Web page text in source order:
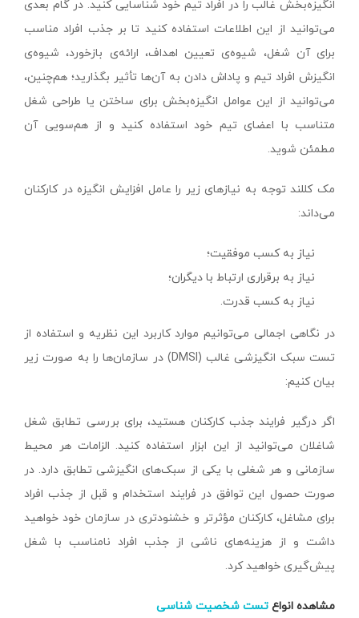
انگیزه‌بخش غالب را در افراد تیم خود شناسایی کنید. در گام بعدی
می‌توانید از این اطلاعات استفاده کنید تا بر جذب افراد مناسب
برای آن شغل، شیوه‌ی تعیین اهداف، ارائه‌ی بازخورد، شیوه‌ی
انگیزش افراد تیم و پاداش دادن به آن‌ها تأثیر بگذارید؛ هم‌چنین،
می‌توانید از این عوامل انگیزه‌بخش برای ساختن یا طراحی شغل
متناسب با اعضای تیم خود استفاده کنید و از هم‌سویی آن
مطمئن شوید.
مک کللند توجه به نیازهای زیر را عامل افزایش انگیزه در کارکنان‌
می‌داند:
نیاز به کسب موفقیت؛
نیاز به برقراری ارتباط با دیگران؛
نیاز به کسب قدرت.
در نگاهی اجمالی می‌توانیم موارد کاربرد این نظریه و استفاده از
تست سبک انگیزشی غالب (DMSI) در سازمان‌ها را به صورت زیر
بیان کنیم:
اگر درگیر فرایند جذب کارکنان هستید، برای بررسی تطابق شغل
شاغلان می‌توانید از این ابزار استفاده کنید. الزامات هر محیط
سازمانی‌ و هر شغلی با یکی از سبک‌های انگیزشی تطابق دارد. در
صورت حصول این توافق در فرایند استخدام و قبل از جذب افراد
برای مشاغل، کارکنان مؤثرتر و خشنودتری در سازمان خود خواهید
داشت و از هزینه‌های ناشی از جذب افراد نامناسب با شغل
پیش‌گیری خواهید کرد.
مشاهده انواع تست شخصیت شناسی